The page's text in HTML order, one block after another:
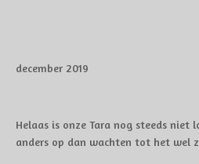
december 2019
Helaas is onze Tara nog steeds niet
anders op dan wachten tot het wel